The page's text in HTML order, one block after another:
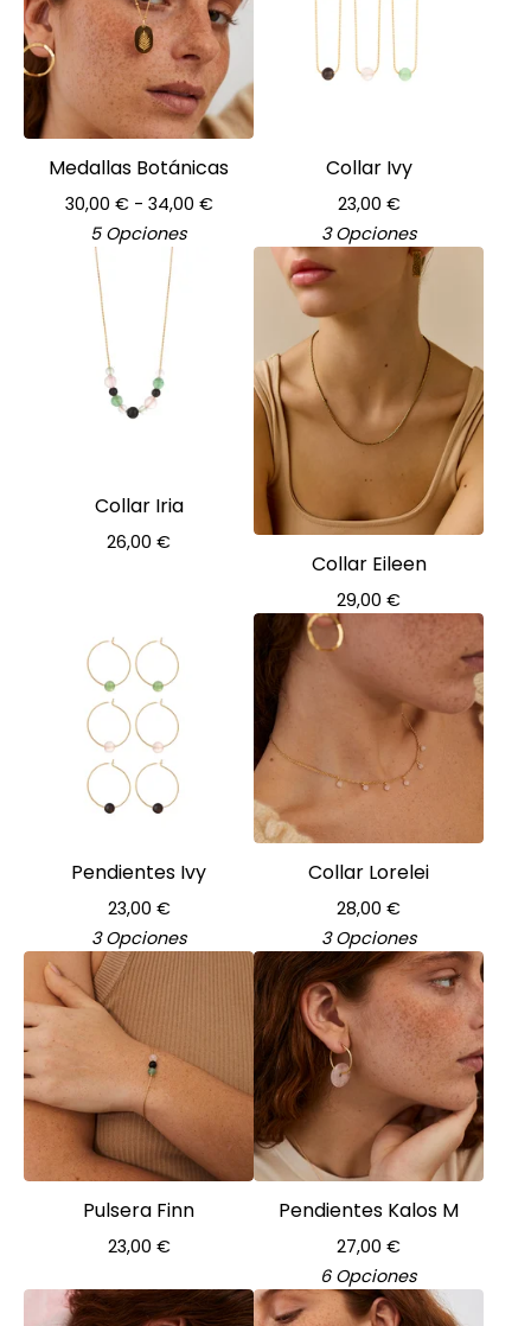
Medallas Botánicas
30,00 €- 34,00 €
5 Opciones
Collar Ivy
23,00 €
3 Opciones
Collar Iria
26,00 €
Collar Eileen
29,00 €
Pendientes Ivy
23,00 €
3 Opciones
Collar Lorelei
28,00 €
3 Opciones
Pulsera Finn
23,00 €
Pendientes Kalos M
27,00 €
6 Opciones